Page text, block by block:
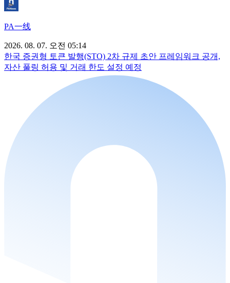
PA一线
2026. 08. 07. 오전 05:14
한국 증권형 토큰 발행(STO) 2차 규제 초안 프레임워크 공개,
자산 풀링 허용 및 거래 한도 설정 예정